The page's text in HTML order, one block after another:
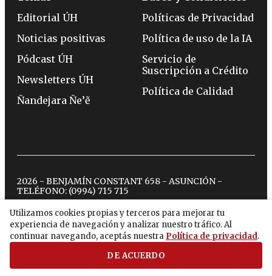
Utilizamos cookies propias y terceros para mejorar tu
experiencia de navegación y analizar nuestro tráfico. Al
continuar navegando, aceptás nuestra Política de privacidad.
DE ACUERDO
Editorial ÚH
Noticias positivas
Pódcast ÚH
Newsletters ÚH
Ñandejara Ñe’ẽ
Políticas de Privacidad
Política de uso de la IA
Servicio de
Suscripción a Crédito
Política de Calidad
2026 - BENJAMÍN CONSTANT 658 - ASUNCIÓN -
TELÉFONO: (0994) 715 715
twitterinstagram
facebook
tiktokyoutubespotify